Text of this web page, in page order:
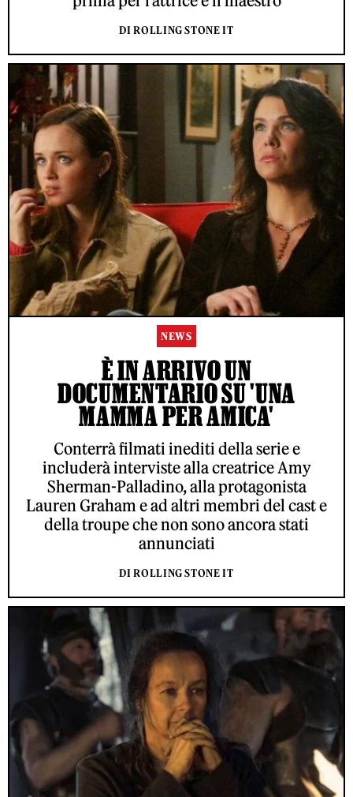
DI ROLLING STONE IT
NEWS
È IN ARRIVO UN
DOCUMENTARIO SU 'UNA
MAMMA PER AMICA'
Conterrà filmati inediti della serie e
includerà interviste alla creatrice Amy
Sherman-Palladino, alla protagonista
Lauren Graham e ad altri membri del cast e
della troupe che non sono ancora stati
annunciati
DI ROLLING STONE IT